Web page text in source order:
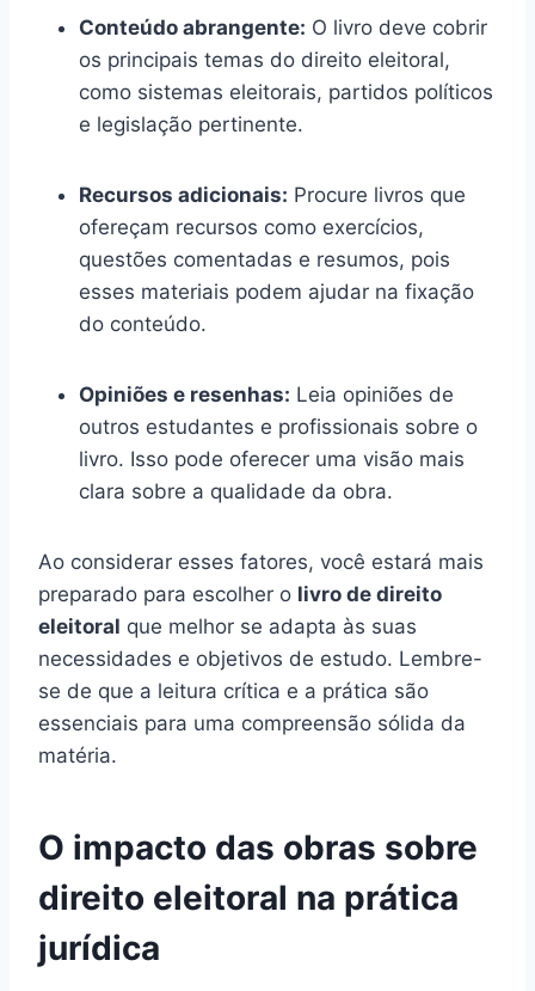
Conteúdo abrangente: O livro deve cobrir
os principais temas do direito eleitoral,
como sistemas eleitorais, partidos políticos
e legislação pertinente.
Recursos adicionais: Procure livros que
ofereçam recursos como exercícios,
questões comentadas e resumos, pois
esses materiais podem ajudar na fixação
do conteúdo.
Opiniões e resenhas: Leia opiniões de
outros estudantes e profissionais sobre o
livro. Isso pode oferecer uma visão mais
clara sobre a qualidade da obra.
Ao considerar esses fatores, você estará mais
preparado para escolher o livro de direito
eleitoral que melhor se adapta às suas
necessidades e objetivos de estudo. Lembre-
se de que a leitura crítica e a prática são
essenciais para uma compreensão sólida da
matéria.
O impacto das obras sobre
direito eleitoral na prática
jurídica